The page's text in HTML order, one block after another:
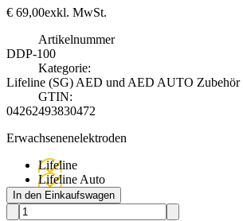
€ 69,00exkl. MwSt.
Artikelnummer
DDP-100
Kategorie:
Lifeline (SG) AED und AED AUTO Zubehör
GTIN:
04262493830472
Erwachsenenelektroden
Lifeline
Lifeline Auto
In den Einkaufswagen